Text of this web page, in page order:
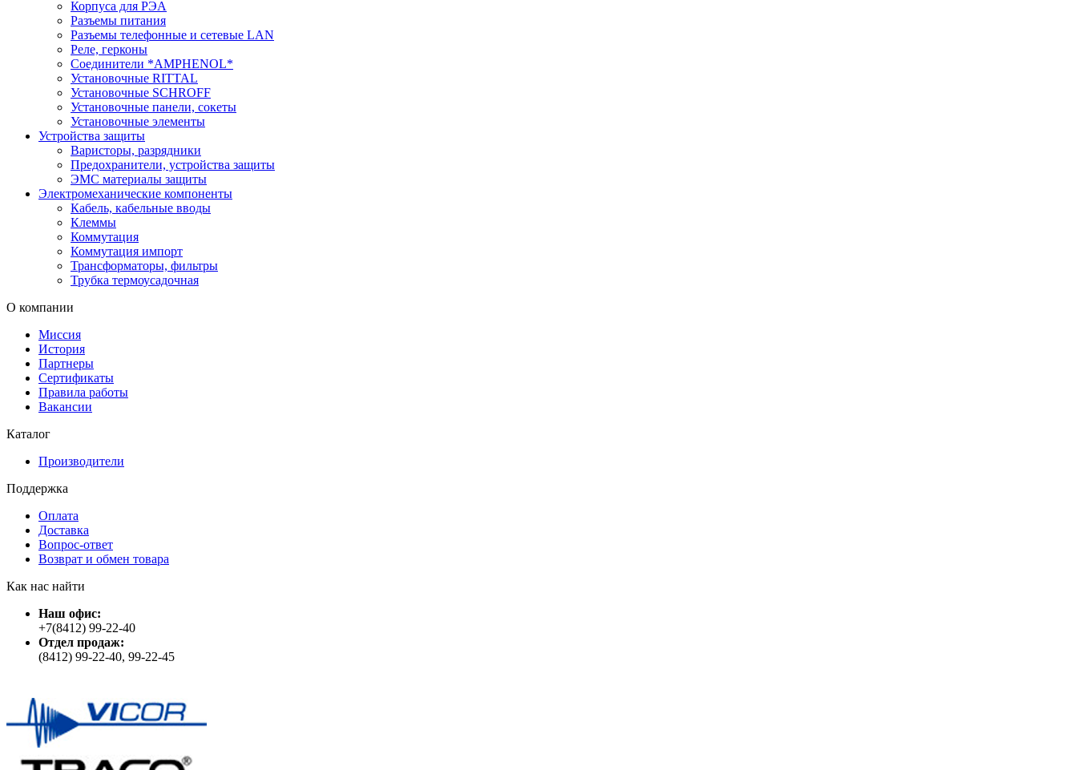
Корпуса для РЭА
Разъемы питания
Разъемы телефонные и сетевые LAN
Реле, герконы
Соединители *AMPHENOL*
Установочные RITTAL
Установочные SCHROFF
Установочные панели, сокеты
Установочные элементы
Устройства защиты
Варисторы, разрядники
Предохранители, устройства защиты
ЭМС материалы защиты
Электромеханические компоненты
Кабель, кабельные вводы
Клеммы
Коммутация
Коммутация импорт
Трансформаторы, фильтры
Трубка термоусадочная
О компании
Миссия
История
Партнеры
Сертификаты
Правила работы
Вакансии
Каталог
Производители
Поддержка
Оплата
Доставка
Вопрос-ответ
Возврат и обмен товара
Как нас найти
Наш офис:
+7(8412) 99-22-40
Отдел продаж:
(8412) 99-22-40, 99-22-45